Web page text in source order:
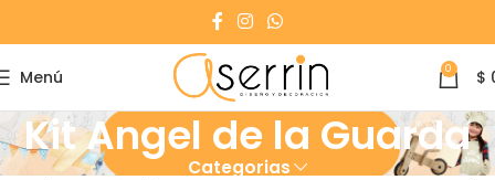
Menú 0 $
Kit Angel de la Guarda
Categorias